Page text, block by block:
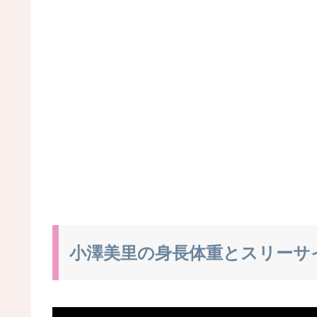
小澤美里の身長体重とスリーサ